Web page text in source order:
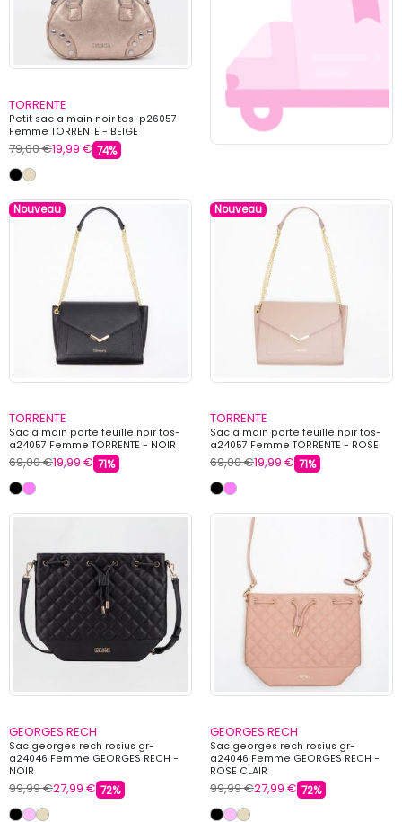
TORRENTE
Petit sac a main noir tos-p26057
Femme TORRENTE - BEIGE
79,00 €19,99 € 74%
Nouveau
TORRENTE
Sac a main porte feuille noir tos-
a24057 Femme TORRENTE - NOIR
69,00 €19,99 € 71%
Nouveau
TORRENTE
Sac a main porte feuille noir tos-
a24057 Femme TORRENTE - ROSE
69,00 €19,99 € 71%
GEORGES RECH
Sac georges rech rosius gr-
a24046 Femme GEORGES RECH -
NOIR
99,99 €27,99 € 72%
GEORGES RECH
Sac georges rech rosius gr-
a24046 Femme GEORGES RECH -
ROSE CLAIR
99,99 €27,99 € 72%